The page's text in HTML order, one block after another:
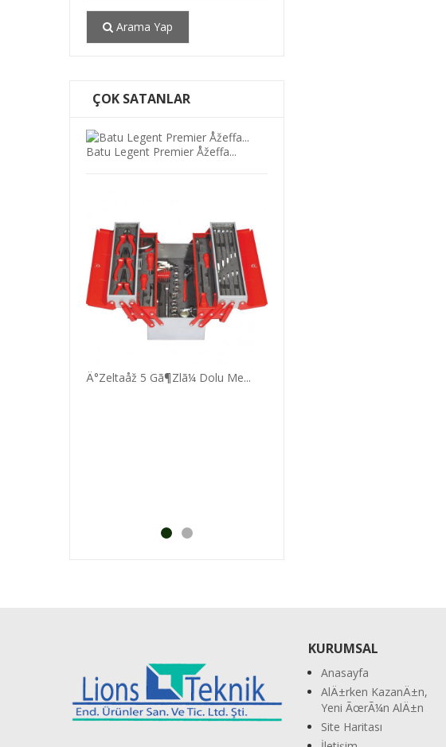
Arama Yap
ÇOK SATANLAR
Batu Legent Premier Åžeffa...
Ä°Zeltaåž 5 Gã¶Zlã¼ Dolu Me...
KURUMSAL
Anasayfa
AlÄ±rken KazanÄ±n,
Yeni ÃœrÃ¼n AlÄ±n
Site Haritası